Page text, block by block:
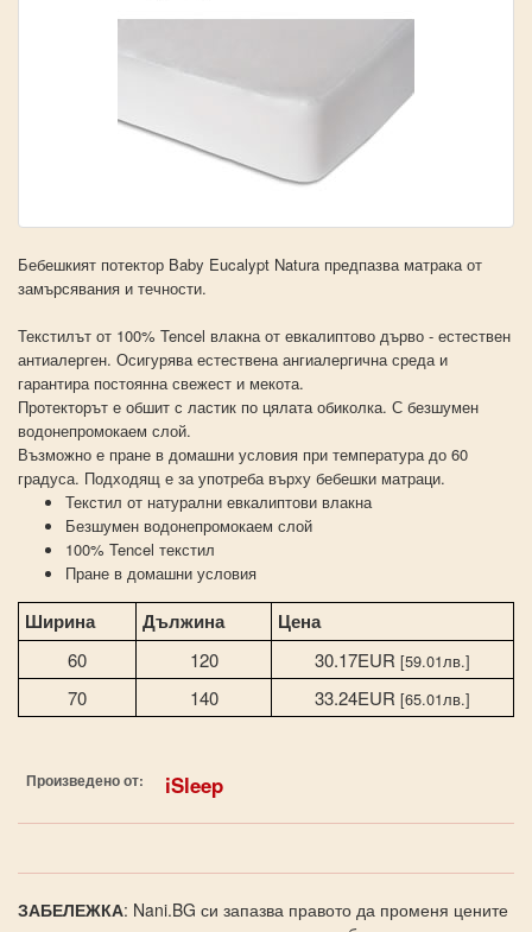
Бебешкият потектор Baby Eucalypt Natura предпазва матрака от
замърсявания и течности.
Текстилът от 100% Tencel влакна от евкалиптово дърво - естествен
антиалерген. Осигурява естествена ангиалергична среда и
гарантира постоянна свежест и мекота.
Протекторът е обшит с ластик по цялата обиколка. С безшумен
водонепромокаем слой.
Възможно е пране в домашни условия при температура до 60
градуса. Подходящ е за употреба върху бебешки матраци.
Текстил от натурални евкалиптови влакна
Безшумен водонепромокаем слой
100% Tencel текстил
Пране в домашни условия
Ширина Дължина Цена
60 120 30.17EUR [59.01лв.]
70 140 33.24EUR [65.01лв.]
Произведено от: iSleep
ЗАБЕЛЕЖКА: Nani.BG си запазва правото да променя цените